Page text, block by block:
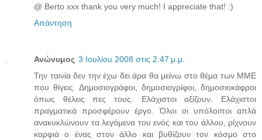
@ Berto xxx thank you very much! I appreciate that! :)
Απάντηση
Ανώνυμος 3 Ιουλίου 2008 στις 2:47 μ.μ.
Την ταινία δεν την έχω δει άρα θα μείνω στο θέμα των ΜΜΕ
που θίγεις. Δημοσιογράφοι, δημοσιογρίφοι, δημοσιοκάφροι
όπως θέλεις πες τους. Ελάχιστοι αξίζουν. Ελάχιστοι
πραγματικά προσφέρουν έργο. Όλοι οι υπόλοιποι απλά
ανακυκλώνουν τα λεγόμενα του ενός και του άλλου, ρίχνουν
καρφιά ο ένας στον άλλο και βυθίζουν τον κόσμο στο